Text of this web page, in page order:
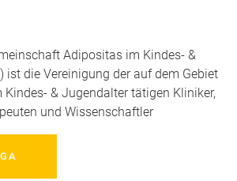
Adipositas im Kindes- &
ist die Vereinigung der auf dem Gebiet
& Jugendalter tätigen Kliniker,
und Wissenschaftler